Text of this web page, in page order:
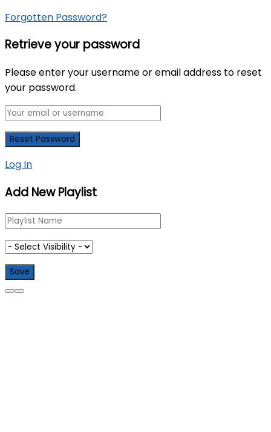
Forgotten Password?
Retrieve your password
Please enter your username or email address to reset
your password.
Log In
Add New Playlist